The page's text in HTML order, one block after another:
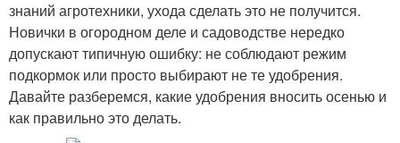
знаний агротехники, ухода сделать это не получится.
Новички в огородном деле и садоводстве нередко
допускают типичную ошибку: не соблюдают режим
подкормок или просто выбирают не те удобрения.
Давайте разберемся, какие удобрения вносить осенью и
как правильно это делать.